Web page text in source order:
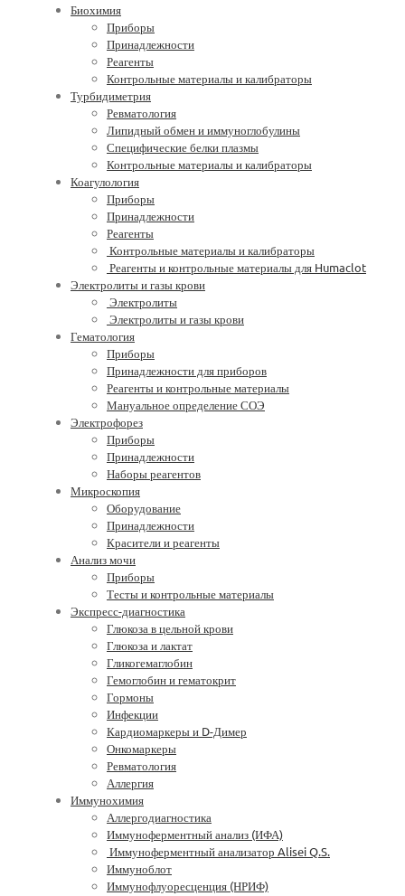
Биохимия
Приборы
Принадлежности
Реагенты
Контрольные материалы и калибраторы
Турбидиметрия
Ревматология
Липидный обмен и иммуноглобулины
Специфические белки плазмы
Контрольные материалы и калибраторы
Коагулология
Приборы
Принадлежности
Реагенты
Контрольные материалы и калибраторы
Реагенты и контрольные материалы для Humaclot
Электролиты и газы крови
Электролиты
Электролиты и газы крови
Гематология
Приборы
Принадлежности для приборов
Реагенты и контрольные материалы
Мануальное определение СОЭ
Электрофорез
Приборы
Принадлежности
Наборы реагентов
Микроскопия
Оборудование
Принадлежности
Красители и реагенты
Анализ мочи
Приборы
Тесты и контрольные материалы
Экспресс-диагностика
Глюкоза в цельной крови
Глюкоза и лактат
Гликогемаглобин
Гемоглобин и гематокрит
Гормоны
Инфекции
Кардиомаркеры и D-Димер
Онкомаркеры
Ревматология
Аллергия
Иммунохимия
Аллергодиагностика
Иммуноферментный анализ (ИФА)
Иммуноферментный анализатор Alisei Q.S.
Иммуноблот
Иммунофлуоресценция (НРИФ)